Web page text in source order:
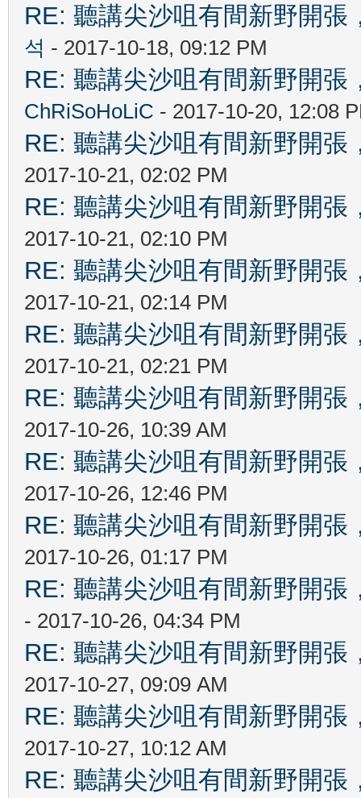
RE: 聽講尖沙咀有間新野開張
석 - 2017-10-18, 09:12 PM
RE: 聽講尖沙咀有間新野開張
ChRiSoHoLiC - 2017-10-20, 12:08
RE: 聽講尖沙咀有間新野開張
2017-10-21, 02:02 PM
RE: 聽講尖沙咀有間新野開張
2017-10-21, 02:10 PM
RE: 聽講尖沙咀有間新野開張
2017-10-21, 02:14 PM
RE: 聽講尖沙咀有間新野開張
2017-10-21, 02:21 PM
RE: 聽講尖沙咀有間新野開張
2017-10-26, 10:39 AM
RE: 聽講尖沙咀有間新野開張
2017-10-26, 12:46 PM
RE: 聽講尖沙咀有間新野開張
2017-10-26, 01:17 PM
RE: 聽講尖沙咀有間新野開張
- 2017-10-26, 04:34 PM
RE: 聽講尖沙咀有間新野開張
2017-10-27, 09:09 AM
RE: 聽講尖沙咀有間新野開張
2017-10-27, 10:12 AM
RE: 聽講尖沙咀有間新野開張